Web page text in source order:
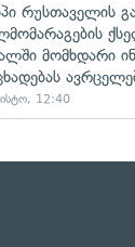
რუსთაველის
მომხდარი
12:40